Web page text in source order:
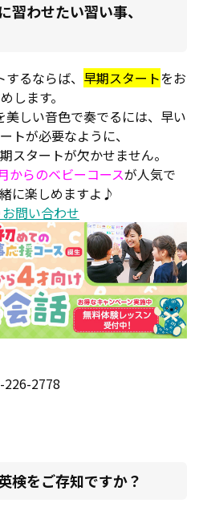
わせたい習い事、
るならば、 早期スタートをお
します。
美しい音色で奏でるには、早い
トが必要なように、
スタートが欠かせません。
からのベビーコースが人気で
に楽しめますよ♪
問い合わせ
226-2778
検をご存知ですか？